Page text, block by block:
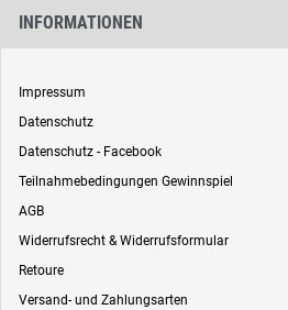
INFORMATIONEN
Impressum
Datenschutz
Datenschutz - Facebook
Teilnahmebedingungen Gewinnspiel
AGB
Widerrufsrecht & Widerrufsformular
Retoure
Versand- und Zahlungsarten